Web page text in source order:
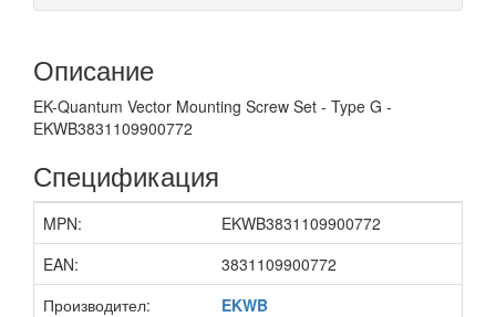
Описание
EK-Quantum Vector Mounting Screw Set - Type G -
EKWB3831109900772
Спецификация
MPN:
EKWB3831109900772
EAN:
3831109900772
Производител:
EKWB